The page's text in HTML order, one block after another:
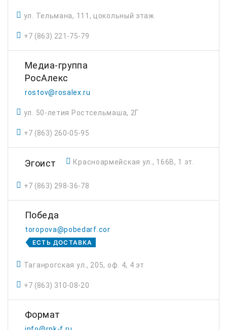
ул. Тельмана, 111, цокольный этаж
+7 (863) 221-75-79
Медиа-группа
РосАлекс
rostov@rosalex.ru
ул. 50-летия Ростсельмаша, 2Г
+7 (863) 260-05-95
Эгоист Красноармейская ул., 166В, 1 эт.
+7 (863) 298-36-78
Победа
toropova@pobedarf.com
ЕСТЬ ДОСТАВКА
Таганрогская ул., 205, оф. 4, 4 эт
+7 (863) 310-08-20
Формат